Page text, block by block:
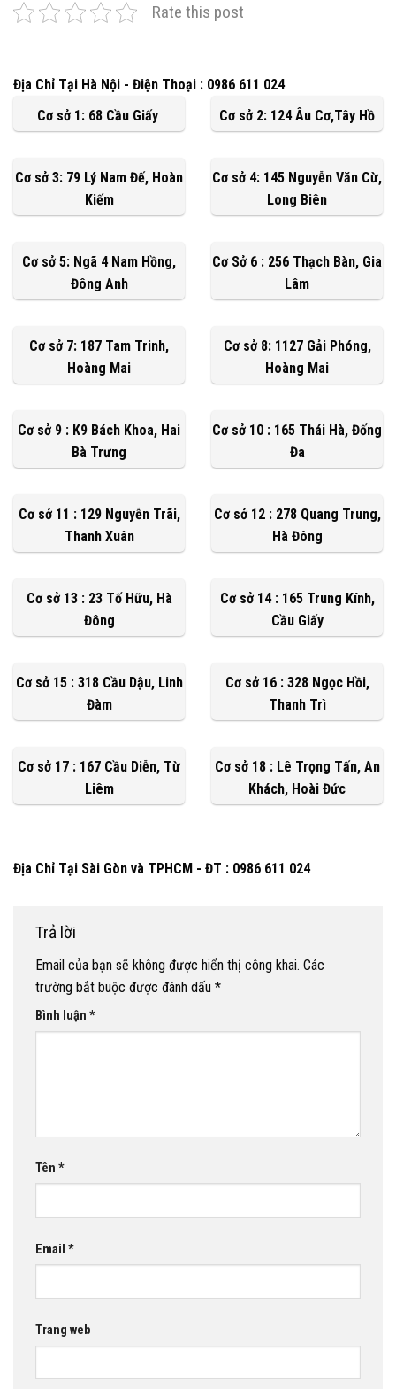
Rate this post
Địa Chỉ Tại Hà Nội - Điện Thoại : 0986 611 024
Cơ sở 1: 68 Cầu Giấy
Cơ sở 2: 124 Âu Cơ,Tây Hồ
Cơ sở 3: 79 Lý Nam Đế, Hoàn
Kiếm
Cơ sở 4: 145 Nguyễn Văn Cừ,
Long Biên
Cơ sở 5: Ngã 4 Nam Hồng,
Đông Anh
Cơ Sở 6 : 256 Thạch Bàn, Gia
Lâm
Cơ sở 7: 187 Tam Trinh,
Hoàng Mai
Cơ sở 8: 1127 Gải Phóng,
Hoàng Mai
Cơ sở 9 : K9 Bách Khoa, Hai
Bà Trưng
Cơ sở 10 : 165 Thái Hà, Đống
Đa
Cơ sở 11 : 129 Nguyễn Trãi,
Thanh Xuân
Cơ sở 12 : 278 Quang Trung,
Hà Đông
Cơ sở 13 : 23 Tố Hữu, Hà
Đông
Cơ sở 14 : 165 Trung Kính,
Cầu Giấy
Cơ sở 15 : 318 Cầu Dậu, Linh
Đàm
Cơ sở 16 : 328 Ngọc Hồi,
Thanh Trì
Cơ sở 17 : 167 Cầu Diễn, Từ
Liêm
Cơ sở 18 : Lê Trọng Tấn, An
Khách, Hoài Đức
Địa Chỉ Tại Sài Gòn và TPHCM - ĐT : 0986 611 024
Trả lời
Email của bạn sẽ không được hiển thị công khai. Các
trường bắt buộc được đánh dấu *
Bình luận *
Tên *
Email *
Trang web